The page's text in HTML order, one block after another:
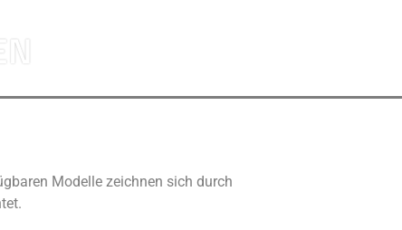
Modelle zeichnen sich durch